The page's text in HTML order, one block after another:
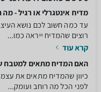
מדיח אינטגרלי או רגיל -
עד כמה חשוב לכם נושא
רוצים שהמדיח ייראה כמו...
קרא עוד
האם המדיח מתאים למטבח
כיוון שהמדיח מתאים את
לפני הכל מה רוחב ועומק...